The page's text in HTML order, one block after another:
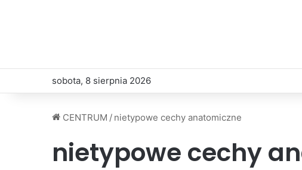
sobota, 8 sierpnia 2026
CENTRUM / nietypowe cechy anatomiczne
nietypowe cechy